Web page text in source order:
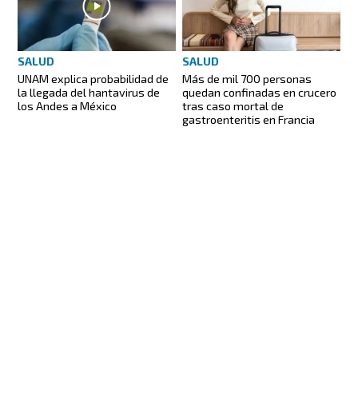
SALUD
UNAM explica probabilidad de
la llegada del hantavirus de
los Andes a México
SALUD
Más de mil 700 personas
quedan confinadas en crucero
tras caso mortal de
gastroenteritis en Francia